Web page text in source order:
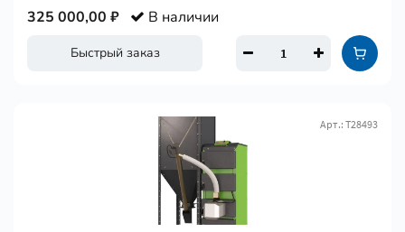
Быстрый заказ
325 000,00 ₽ В наличии
Арт.: Т28493